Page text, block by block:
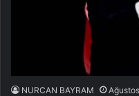
NURCAN BAYRAM